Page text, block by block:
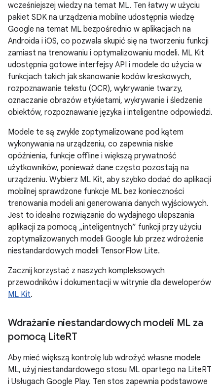
wcześniejszej wiedzy na temat ML. Ten łatwy w użyciu
pakiet SDK na urządzenia mobilne udostępnia wiedzę
Google na temat ML bezpośrednio w aplikacjach na
Androida i iOS, co pozwala skupić się na tworzeniu funkcji
zamiast na trenowaniu i optymalizowaniu modeli. ML Kit
udostępnia gotowe interfejsy API i modele do użycia w
funkcjach takich jak skanowanie kodów kreskowych,
rozpoznawanie tekstu (OCR), wykrywanie twarzy,
oznaczanie obrazów etykietami, wykrywanie i śledzenie
obiektów, rozpoznawanie języka i inteligentne odpowiedzi.
Modele te są zwykle zoptymalizowane pod kątem
wykonywania na urządzeniu, co zapewnia niskie
opóźnienia, funkcje offline i większą prywatność
użytkowników, ponieważ dane często pozostają na
urządzeniu. Wybierz ML Kit, aby szybko dodać do aplikacji
mobilnej sprawdzone funkcje ML bez konieczności
trenowania modeli ani generowania danych wyjściowych.
Jest to idealne rozwiązanie do wydajnego ulepszania
aplikacji za pomocą „inteligentnych” funkcji przy użyciu
zoptymalizowanych modeli Google lub przez wdrożenie
niestandardowych modeli TensorFlow Lite.
Zacznij korzystać z naszych kompleksowych
przewodników i dokumentacji w witrynie dla deweloperów
ML Kit.
Wdrażanie niestandardowych modeli ML za
pomocą LiteRT
Aby mieć większą kontrolę lub wdrożyć własne modele
ML, użyj niestandardowego stosu ML opartego na LiteRT
i Usługach Google Play. Ten stos zapewnia podstawowe